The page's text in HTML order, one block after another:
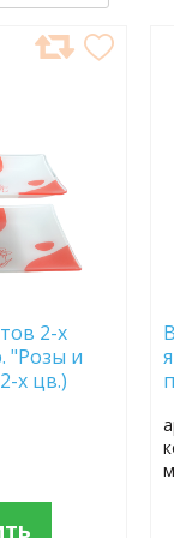
2-х
"Розы и
х цв.)